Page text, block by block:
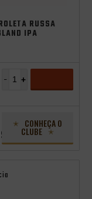
RUSSA
IPA
+
-
CONHEÇA O
CLUBE